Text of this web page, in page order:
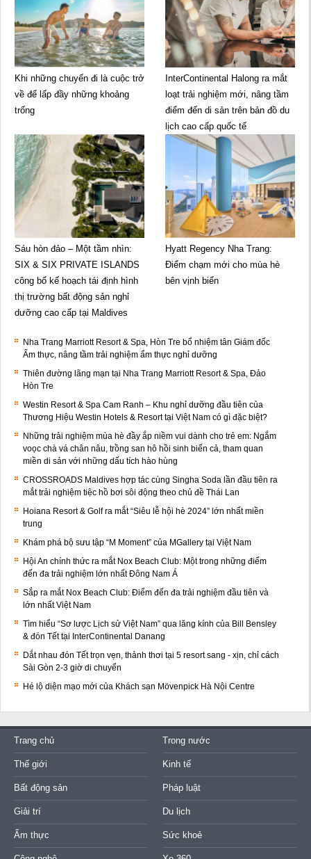
Khi những chuyến đi là cuộc trở
về để lấp đầy những khoảng
trống
InterContinental Halong ra mắt
loạt trải nghiệm mới, nâng tầm
điểm đến di sản trên bản đồ du
lịch cao cấp quốc tế
Sáu hòn đảo – Một tầm nhìn:
SIX & SIX PRIVATE ISLANDS
công bố kế hoạch tái định hình
thị trường bất động sản nghỉ
dưỡng cao cấp tại Maldives
Hyatt Regency Nha Trang:
Điểm chạm mới cho mùa hè
bên vịnh biển
Nha Trang Marriott Resort & Spa, Hòn Tre bổ nhiệm tân Giám đốc
Ẩm thực, nâng tầm trải nghiệm ẩm thực nghỉ dưỡng
Thiên đường lãng mạn tại Nha Trang Marriott Resort & Spa, Đảo
Hòn Tre
Westin Resort & Spa Cam Ranh – Khu nghỉ dưỡng đầu tiên của
Thương Hiệu Westin Hotels & Resort tại Việt Nam có gì đặc biệt?
Những trải nghiệm mùa hè đầy ắp niềm vui dành cho trẻ em: Ngắm
voọc chà vá chân nâu, trồng san hô hồi sinh biển cả, tham quan
miền di sản với những dấu tích hào hùng
CROSSROADS Maldives hợp tác cùng Singha Soda lần đầu tiên ra
mắt trải nghiệm tiệc hồ bơi sôi động theo chủ đề Thái Lan
Hoiana Resort & Golf ra mắt “Siêu lễ hội hè 2024” lớn nhất miền
trung
Khám phá bộ sưu tập “M Moment” của MGallery tại Việt Nam
Hội An chính thức ra mắt Nox Beach Club: Một trong những điểm
đến đa trải nghiệm lớn nhất Đông Nam Á
Sắp ra mắt Nox Beach Club: Điểm đến đa trải nghiệm đầu tiên và
lớn nhất Việt Nam
Tìm hiểu “Sơ lược Lịch sử Việt Nam” qua lăng kính của Bill Bensley
& đón Tết tại InterContinental Danang
Dắt nhau đón Tết trọn vẹn, thảnh thơi tại 5 resort sang - xịn, chỉ cách
Sài Gòn 2-3 giờ di chuyển
Hé lộ diện mạo mới của Khách sạn Mövenpick Hà Nội Centre
Trang chủ Trong nước
Thế giới Kinh tế
Bất động sản Pháp luật
Giải trí Du lịch
Ẩm thực Sức khoẻ